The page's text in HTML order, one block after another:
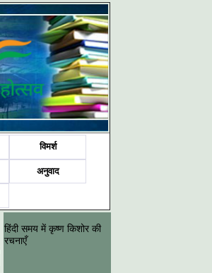
विमर्श
अनुवाद
हिंदी समय में कृष्ण किशोर की
रचनाएँ